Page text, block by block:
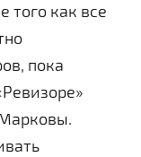
того как все
пока